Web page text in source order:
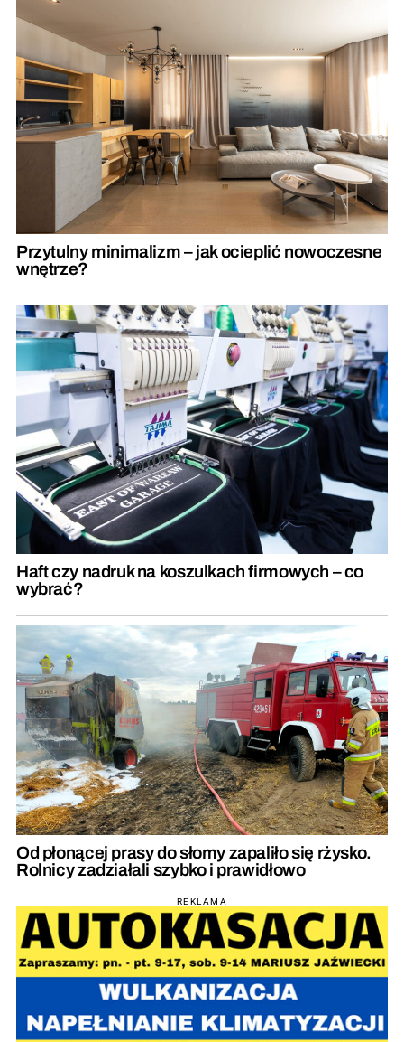
Przytulny minimalizm – jak ocieplić nowoczesne
wnętrze?
Haft czy nadruk na koszulkach firmowych – co
wybrać?
Od płonącej prasy do słomy zapaliło się rżysko.
Rolnicy zadziałali szybko i prawidłowo
REKLAMA